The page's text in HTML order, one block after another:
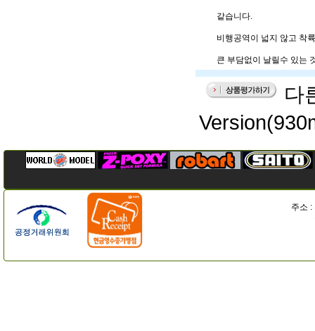
같습니다.
비행공역이 넓지 않고 착
큰 부담없이 날릴수 있는
다
주소